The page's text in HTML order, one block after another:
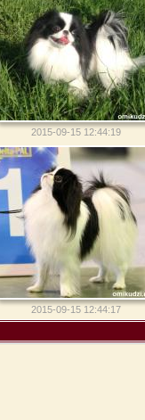
2015-09-15 12:44:19
2015-09-15 12:44:17